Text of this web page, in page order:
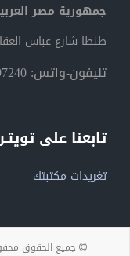
جمهورية مصر
طنطا-شارع عباس
تليفون-واتس: 00201014097240
تابعنا على
تغريدات مكتبتك
جميع الحقوق